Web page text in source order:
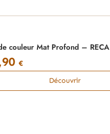
couleur Mat Profond – RECA
€
Découvrir